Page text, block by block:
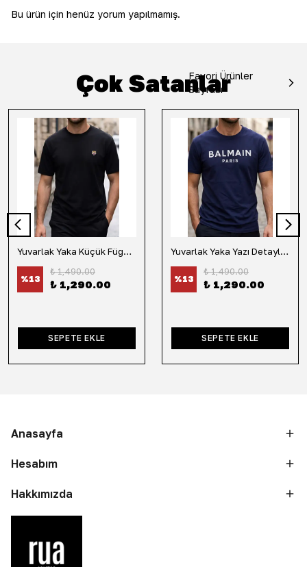
Bu ürün için henüz yorum yapılmamış.
Çok Satanlar
Favori Ürünler
Sayfası
Yuvarlak Yaka Küçük Fügür Detaylı Tişört-Siyah
%13
₺ 1,490.00
₺ 1,290.00
SEPETE EKLE
Yuvarlak Yaka Yazı Detaylı Tişört-Lacivert
%13
₺ 1,490.00
₺ 1,290.00
SEPETE EKLE
Anasayfa
Hesabım
Hakkımızda